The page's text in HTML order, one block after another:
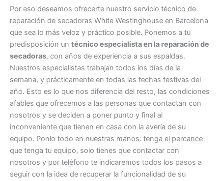
Por eso deseamos ofrecerte nuestro servicio técnico de
reparación de secadoras White Westinghouse en Barcelona
que sea lo más veloz y práctico posible. Ponemos a tu
predisposición un técnico especialista en la reparación de
secadoras, con años de experiencia a sus espaldas.
Nuestros especialistas trabajan todos los días de la
semana, y prácticamente en todas las fechas festivas del
año. Esto es lo que nos diferencia del resto, las condiciones
afables que ofrecemos a las personas que contactan con
nosotros y se deciden a poner punto y final al
inconveniente que tienen en casa con la avería de su
equipo. Ponlo todo en nuestras manos: tenga el percance
que tenga tu equipo, solo tienes que contactar con
nosotros y por teléfono te indicaremos todos los pasos a
seguir con la idea de recuperar la funcionalidad de su